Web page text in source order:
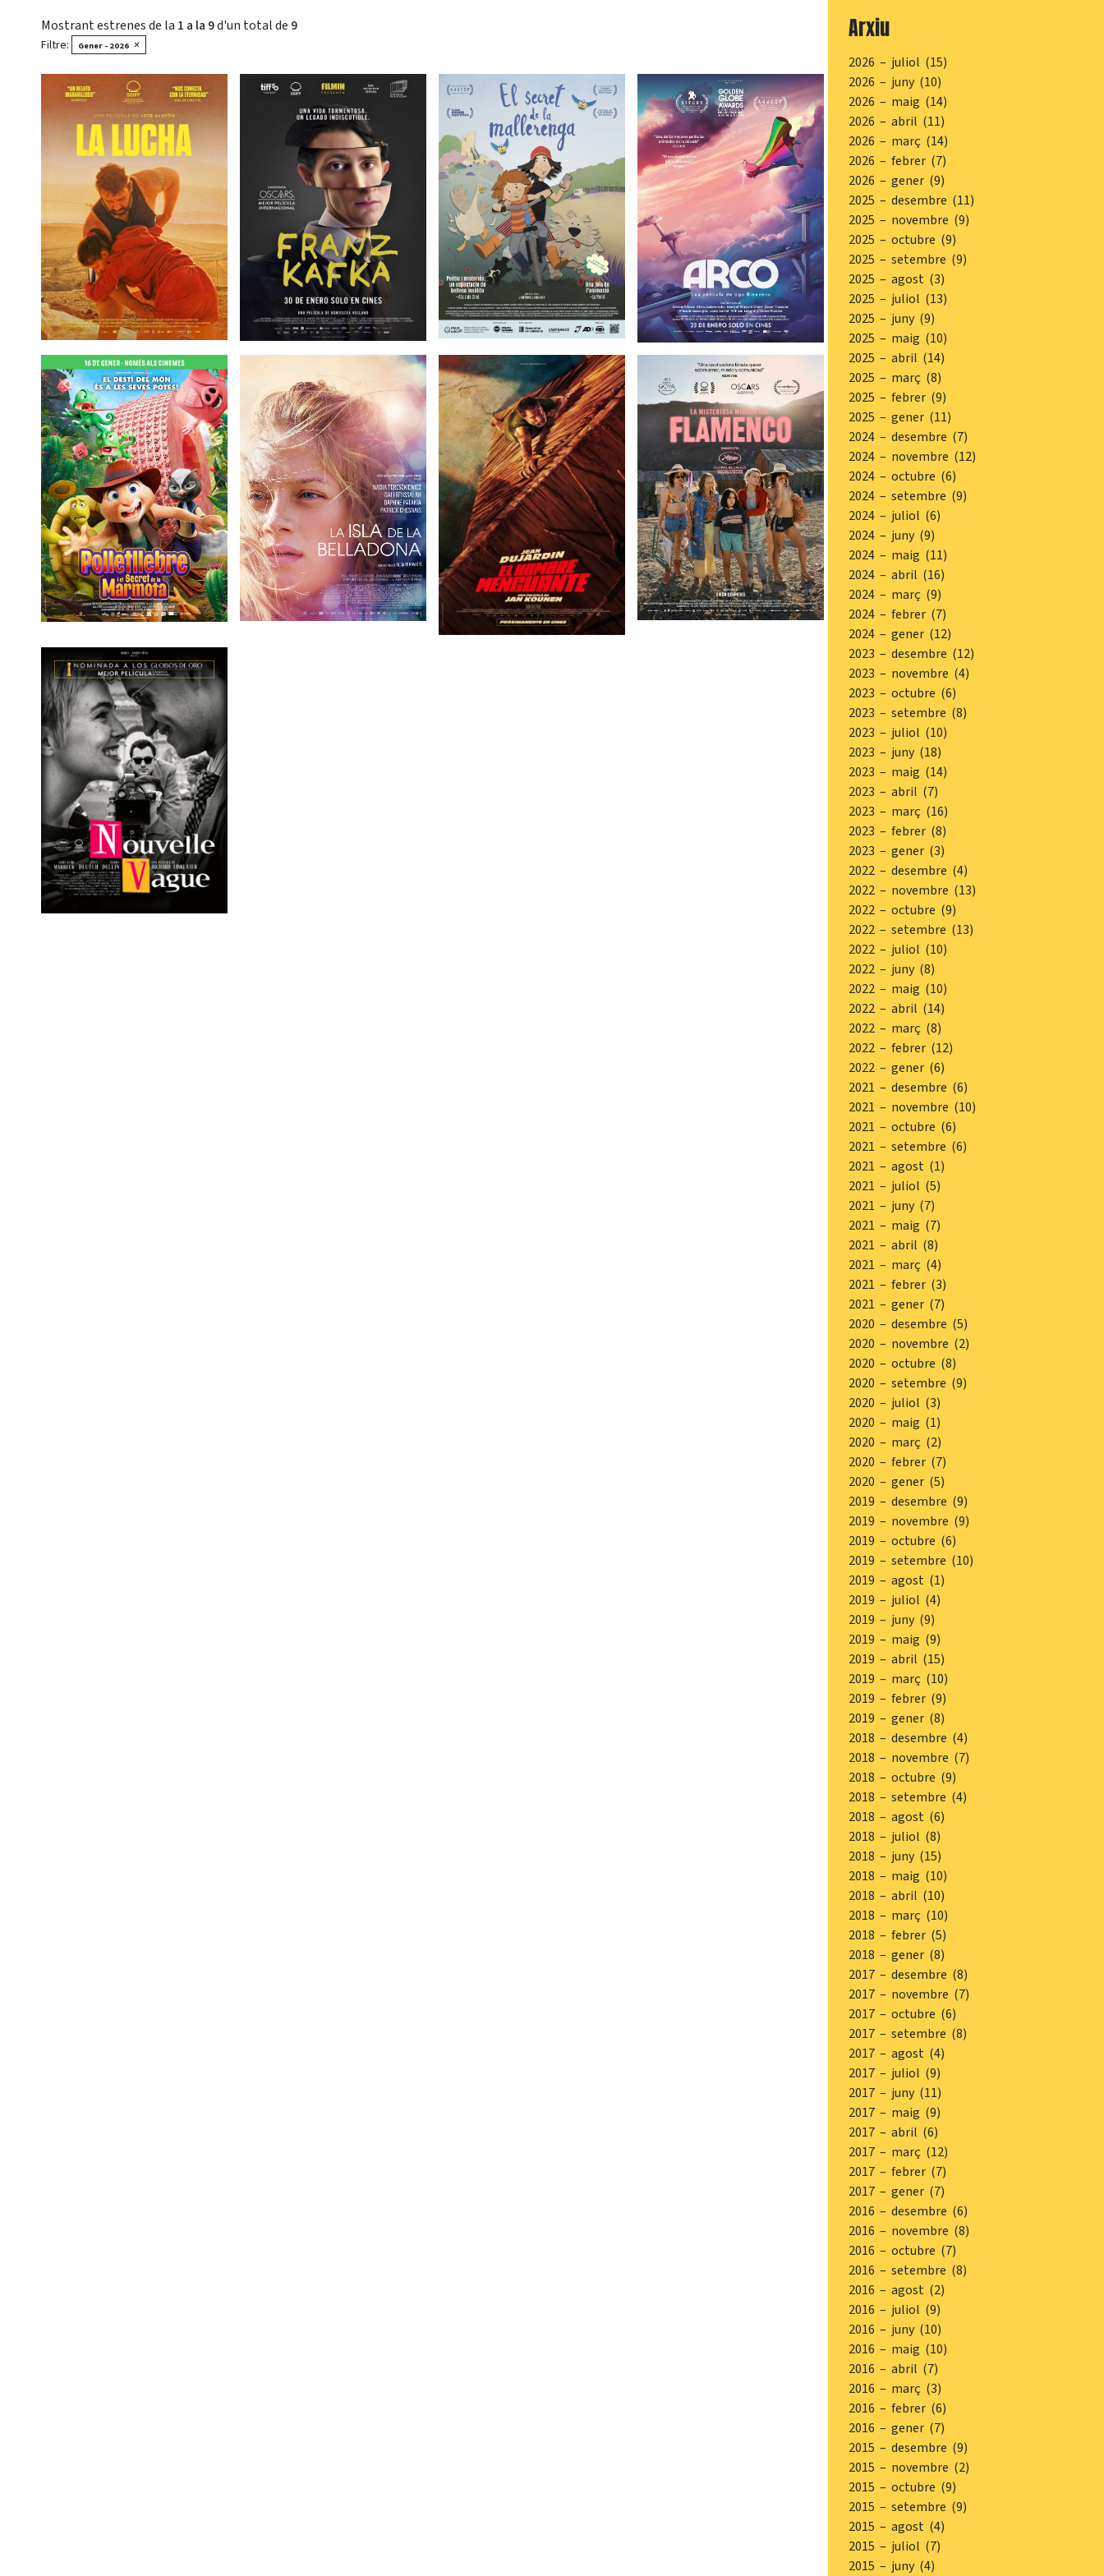
Mostrant estrenes de la 1 a la 9d'un total de 9
Filtre: Gener - 2026 ×
Arxiu
2026 – juliol (15)
2026 – juny (10)
2026 – maig (14)
2026 – abril (11)
2026 – març (14)
2026 – febrer (7)
2026 – gener (9)
2025 – desembre (11)
2025 – novembre (9)
2025 – octubre (9)
2025 – setembre (9)
2025 – agost (3)
2025 – juliol (13)
2025 – juny (9)
2025 – maig (10)
2025 – abril (14)
2025 – març (8)
2025 – febrer (9)
2025 – gener (11)
2024 – desembre (7)
2024 – novembre (12)
2024 – octubre (6)
2024 – setembre (9)
2024 – juliol (6)
2024 – juny (9)
2024 – maig (11)
2024 – abril (16)
2024 – març (9)
2024 – febrer (7)
2024 – gener (12)
2023 – desembre (12)
2023 – novembre (4)
2023 – octubre (6)
2023 – setembre (8)
2023 – juliol (10)
2023 – juny (18)
2023 – maig (14)
2023 – abril (7)
2023 – març (16)
2023 – febrer (8)
2023 – gener (3)
2022 – desembre (4)
2022 – novembre (13)
2022 – octubre (9)
2022 – setembre (13)
2022 – juliol (10)
2022 – juny (8)
2022 – maig (10)
2022 – abril (14)
2022 – març (8)
2022 – febrer (12)
2022 – gener (6)
2021 – desembre (6)
2021 – novembre (10)
2021 – octubre (6)
2021 – setembre (6)
2021 – agost (1)
2021 – juliol (5)
2021 – juny (7)
2021 – maig (7)
2021 – abril (8)
2021 – març (4)
2021 – febrer (3)
2021 – gener (7)
2020 – desembre (5)
2020 – novembre (2)
2020 – octubre (8)
2020 – setembre (9)
2020 – juliol (3)
2020 – maig (1)
2020 – març (2)
2020 – febrer (7)
2020 – gener (5)
2019 – desembre (9)
2019 – novembre (9)
2019 – octubre (6)
2019 – setembre (10)
2019 – agost (1)
2019 – juliol (4)
2019 – juny (9)
2019 – maig (9)
2019 – abril (15)
2019 – març (10)
2019 – febrer (9)
2019 – gener (8)
2018 – desembre (4)
2018 – novembre (7)
2018 – octubre (9)
2018 – setembre (4)
2018 – agost (6)
2018 – juliol (8)
2018 – juny (15)
2018 – maig (10)
2018 – abril (10)
2018 – març (10)
2018 – febrer (5)
2018 – gener (8)
2017 – desembre (8)
2017 – novembre (7)
2017 – octubre (6)
2017 – setembre (8)
2017 – agost (4)
2017 – juliol (9)
2017 – juny (11)
2017 – maig (9)
2017 – abril (6)
2017 – març (12)
2017 – febrer (7)
2017 – gener (7)
2016 – desembre (6)
2016 – novembre (8)
2016 – octubre (7)
2016 – setembre (8)
2016 – agost (2)
2016 – juliol (9)
2016 – juny (10)
2016 – maig (10)
2016 – abril (7)
2016 – març (3)
2016 – febrer (6)
2016 – gener (7)
2015 – desembre (9)
2015 – novembre (2)
2015 – octubre (9)
2015 – setembre (9)
2015 – agost (4)
2015 – juliol (7)
2015 – juny (4)